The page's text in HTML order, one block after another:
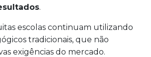
.
escolas continuam utilizando
tradicionais, que não
exigências do mercado.